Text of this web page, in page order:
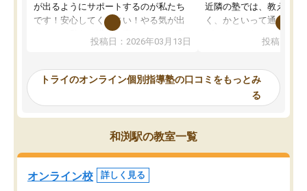
が出るようにサポートするのが私たち
です！安心してください！やる気が出
ないのは私たち講師の責任です」と言
ってくださり、確かに！と考えて、思
ったんですが、学生の先生から学ぶこ
み、徐々に成績が上がったらいいなと
思っていました。何が今足りないのか
を的確に指導いただき、子どももびっ
くりするほど楽しんでやる気を持って
塾を受けています。狙い通り、少しず
つ成績も上がり、苦手意識も無くなっ
てきたので、さらに苦手な数学も追加
投稿日：2026年03月13日
近隣の塾では、教えても
く、かといって通うには
可能なので本当に助か
らないところをピンポイ
頂いて、とてもわかり
していました。一生を
スト、多少お金がかかっ
投稿日：
トライのオンライン個別指導塾の口コミをもっとみ
る
和渕駅の教室一覧
オンライン校 詳しく見る